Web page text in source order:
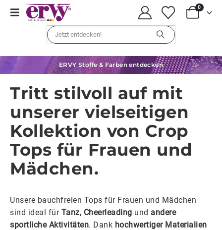
0
ERVY Stoffe & Farben entdecken
Tritt stilvoll auf mit
unserer vielseitigen
Kollektion von Crop
Tops für Frauen und
Mädchen.
Unsere bauchfreien Tops für Frauen und Mädchen
sind ideal für Tanz, Cheerleading und andere
sportliche Aktivitäten. Dank hochwertiger Materialien